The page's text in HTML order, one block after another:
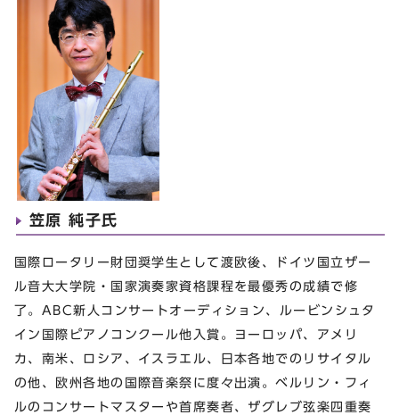
笠原 純子氏
国際ロータリー財団奨学生として渡欧後、ドイツ国立ザー
ル音大大学院・国家演奏家資格課程を最優秀の成績で修
了。ABC新人コンサートオーディション、ルービンシュタ
イン国際ピアノコンクール他入賞。ヨーロッパ、アメリ
カ、南米、ロシア、イスラエル、日本各地でのリサイタル
の他、欧州各地の国際音楽祭に度々出演。ベルリン・フィ
ルのコンサートマスターや首席奏者、ザグレブ弦楽四重奏